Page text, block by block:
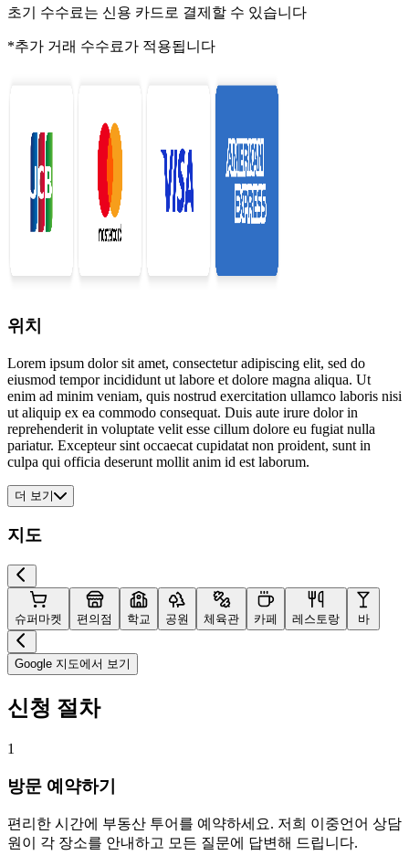
초기 수수료는 신용 카드로 결제할 수 있습니다
*추가 거래 수수료가 적용됩니다
위치
Lorem ipsum dolor sit amet, consectetur adipiscing elit, sed do
eiusmod tempor incididunt ut labore et dolore magna aliqua. Ut
enim ad minim veniam, quis nostrud exercitation ullamco laboris nisi
ut aliquip ex ea commodo consequat. Duis aute irure dolor in
reprehenderit in voluptate velit esse cillum dolore eu fugiat nulla
pariatur. Excepteur sint occaecat cupidatat non proident, sunt in
culpa qui officia deserunt mollit anim id est laborum.
더 보기
지도
슈퍼마켓 편의점 학교 공원 체육관 카페 레스토랑 바
Google 지도에서 보기
신청 절차
1
방문 예약하기
편리한 시간에 부동산 투어를 예약하세요. 저희 이중언어 상담
원이 각 장소를 안내하고 모든 질문에 답변해 드립니다.